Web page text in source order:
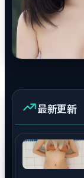
最新更新